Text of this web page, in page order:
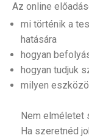
Az online
mi történik a
hatására
hogyan
hogyan tudjuk
milyen
Nem elméletet
Ha szeretnéd